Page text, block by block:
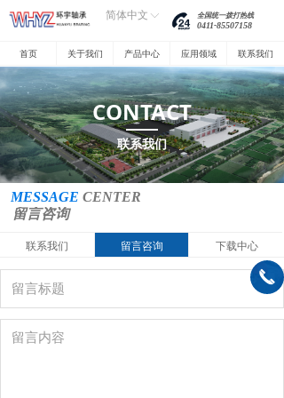
首页 关于我们 产品中心 应用领域 联系我们
全国统一拨打热线
0411-85507158
ꀅ
简体中文
CONTACT
联系我们
MESSAGE CENTER
留言咨询
联系我们 留言咨询 下载中心
끅